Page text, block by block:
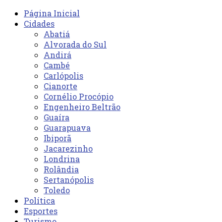
Página Inicial
Cidades
Abatiá
Alvorada do Sul
Andirá
Cambé
Carlópolis
Cianorte
Cornélio Procópio
Engenheiro Beltrão
Guaíra
Guarapuava
Ibiporã
Jacarezinho
Londrina
Rolândia
Sertanópolis
Toledo
Política
Esportes